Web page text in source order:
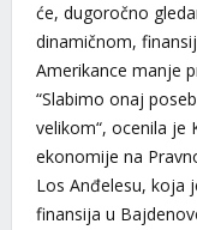
će, dugoročno
dinamičnom,
Amerikance manje
“Slabimo onaj
velikom“, ocenila je
ekonomije na
Los Anđelesu, koja
finansija u